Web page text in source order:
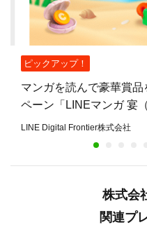
ピックアップ！
マンガを読んで豪華賞
ペーン「LINEマンガ 宴
開催
LINE Digital Frontier株式会社
株式会
関連プ